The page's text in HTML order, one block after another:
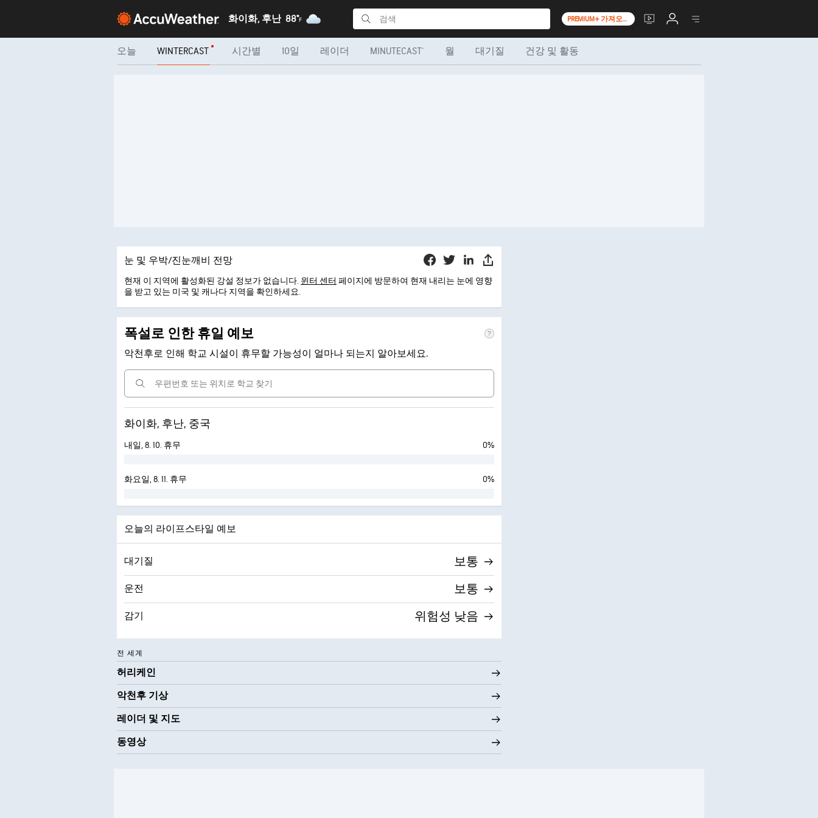
화이화, 후난 88°F PREMIUM+ 가져오기
오늘 WINTERCAST 시간별 10일 레이더 MINUTECAST® 월 대기질 건강 및 활동
눈 및 우박/진눈깨비 전망
현재 이 지역에 활성화된 강설 정보가 없습니다. 윈터 센터 페이지에 방문하여 현재 내리는 눈에 영향
을 받고 있는 미국 및 캐나다 지역을 확인하세요.
폭설로 인한 휴일 예보
악천후로 인해 학교 시설이 휴무할 가능성이 얼마나 되는지 알아보세요.
화이화, 후난, 중국
내일, 8. 10. 휴무 0%
화요일, 8. 11. 휴무 0%
오늘의 라이프스타일 예보
대기질 보통
운전 보통
감기 위험성 낮음
전 세계
허리케인
악천후 기상
레이더 및 지도
동영상